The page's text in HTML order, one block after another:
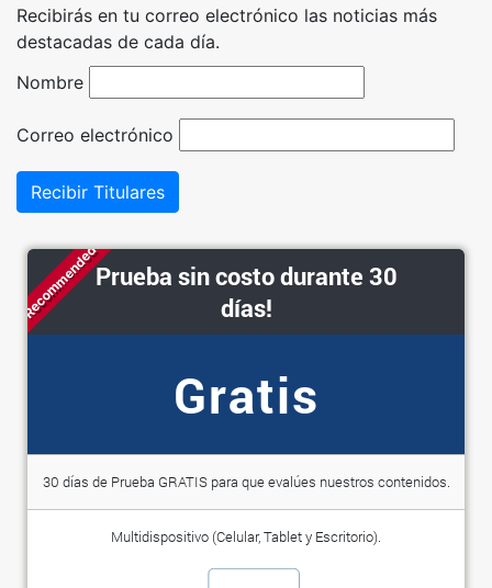
Recibirás en tu correo electrónico las noticias más
destacadas de cada día.
Nombre
Correo electrónico
Recibir Titulares
RecommendedPrueba sin costo durante 30
días!
Gratis
30 días de Prueba GRATIS para que evalúes nuestros contenidos.
Multidispositivo (Celular, Tablet y Escritorio).